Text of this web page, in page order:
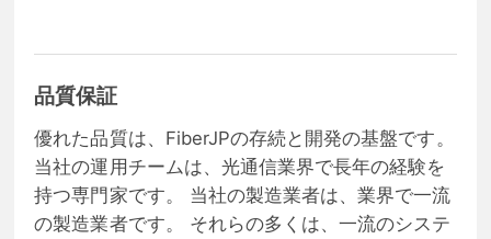
品質保証
優れた品質は、FiberJPの存続と開発の基盤です。
当社の運用チームは、光通信業界で長年の経験を
持つ専門家です。 当社の製造業者は、業界で一流
の製造業者です。 それらの多くは、一流のシステ